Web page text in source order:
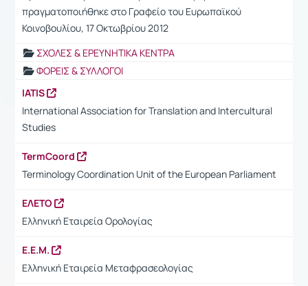
πραγματοποιήθηκε στο Γραφείο του Ευρωπαϊκού
Κοινοβουλίου, 17 Οκτωβρίου 2012
ΣΧΟΛΕΣ & ΕΡΕΥΝΗΤΙΚΑ ΚΕΝΤΡΑ
ΦΟΡΕΙΣ & ΣΥΛΛΟΓΟΙ
IATIS
International Association for Translation and Intercultural
Studies
TermCoord
Terminology Coordination Unit of the European Parliament
ΕΛΕΤΟ
Ελληνική Εταιρεία Ορολογίας
Ε.Ε.Μ.
Ελληνική Εταιρεία Μεταφρασεολογίας